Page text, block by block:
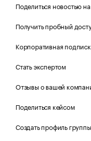
Поделиться новостью
Получить пробный
Корпоративная
Стать экспертом
Отзывы о вашей
Поделиться кейсом
Создать профиль